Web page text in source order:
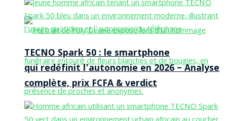
TECNO Spark 50 : le smartphone
qui redéfinit l’autonomie en 2026 – Analyse
complète, prix FCFA & verdict